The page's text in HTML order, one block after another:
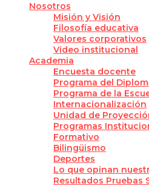
Nosotros
Misión y Visión
Filosofía educativa
Valores corporativos
Video institucional
Academia
Encuesta docente
Programa del
Programa de la
Internacionalización
Unidad de
Programas
Formativo
Bilingüismo
Deportes
Lo que opinan
Resultados Pruebas